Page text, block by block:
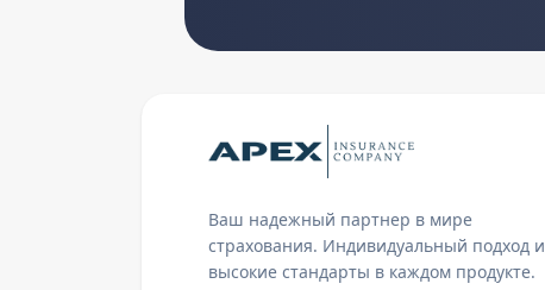
Ваш надежный партнер в мире
страхования. Индивидуальный подход и
высокие стандарты в каждом продукте.